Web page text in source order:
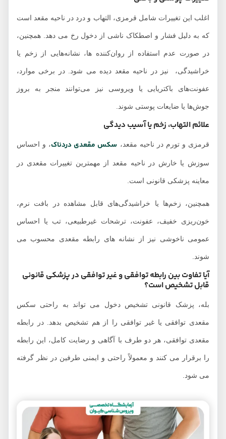
اغلب این تغییرات شامل قرمزی، التهاب و درد در ناحیه مقعد است
که به دلیل فشار و اصطکاک ناشی از دخول رخ می دهد. همچنین،
در صورت عدم استفاده از روان‌کننده ها، نشانه‌هایی از زخم یا
خراشیدگی، نیز در ناحیه مقعد دیده می شود. در برخی موارد،
عفونت‌های باکتریایی یا ویروسی نیز می‌توانند منجر به بروز
جوش‌ها یا ضایعات پوستی شوند.
علائم التهاب، زخم یا آسیب دیدگی
قرمزی و تورم در ناحیه مقعد،سکس مقعدی دردناک، و احساس
سوزش یا خارش در ناحیه مقعد از مهمترین تغییرات مقعدی در
معاینه پزشکی قانونی است.
همچنین، زخم‌ها یا خراشیدگی‌های قابل مشاهده در بافت نرم،
خون‌ریزی خفیف، عفونت، ترشحات غیرطبیعی، تب یا احساس
عمومی ناخوشی نیز از نشانه های رابطه مقعدی محسوب می
شوند.
آیا تفاوت بین رابطه توافقی و غیر توافقی در پزشکی قانونی
قابل تشخیص است؟
بله، پزشک قانونی تشخیص دخول می تواند به راحتی سکس
مقعدی توافقی یا غیر توافقی را از هم تشخیص بدهد. در رابطه
مقعدی توافقی، هر دو طرف با آگاهی و رضایت کامل، این رابطه
را برقرار می کنند و معمولاً راحتی و ایمنی طرفین در نظر گرفته
می شود.